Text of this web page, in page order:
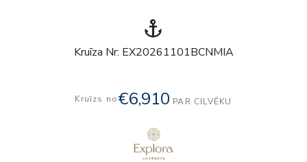
anchor
Kruīza Nr: EX20261101BCNMIA
Kruīzs no€6,910 PAR CILVĒKU